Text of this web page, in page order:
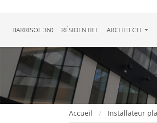
BARRISOL 360 RÉSIDENTIEL ARCHITECTE
Accueil Installateur